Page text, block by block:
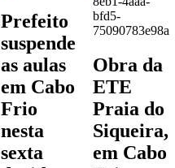
Prefeito
suspende
as aulas
em Cabo
Frio
nesta
sexta
Obra da
ETE
Praia do
Siqueira,
em Cabo